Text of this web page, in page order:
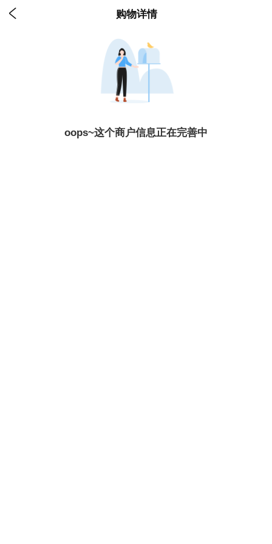
 购物详情
oops~这个商户信息正在完善中